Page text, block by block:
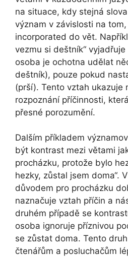
na situace, kdy stejná
význam v závislosti na
incorporated do vět.
vezmu si deštník“
osoba je ochotna udělat
deštník), pouze pokud
(prší). Tento vztah ukazuje
rozpoznání příčinnosti,
přesné porozumění.
Dalším příkladem
být kontrast mezi větami
procházku, protože bylo
hezky, zůstal jsem doma“.
důvodem pro procházku
naznačuje vztah příčin a
druhém případě se
osoba ignoruje příznivou
se zůstat doma. Tento
čtenářům a posluchačům